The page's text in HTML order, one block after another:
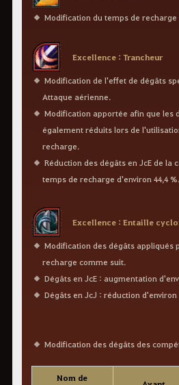
Modification du temps de recharge
Excellence : Trancheur
Modification de l'effet de dégâts
Attaque aérienne.
Modification apportée afin que les
également réduits lors de
recharge.
Réduction des dégâts en JcE de la
temps de recharge d'environ 44,4 %.
Excellence : Entaille
Modification des dégâts appliqués
recharge comme suit.
Dégâts en JcE : augmentation
Dégâts en JcJ : réduction d'environ
Modification des dégâts des
Nom de